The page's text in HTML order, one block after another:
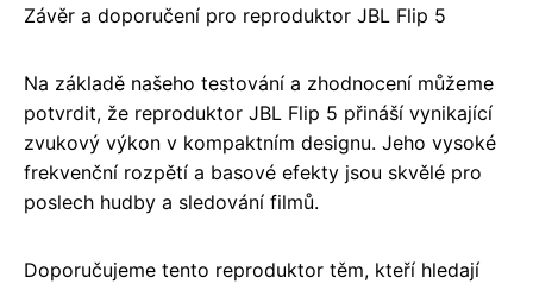
Závěr a doporučení pro reproduktor JBL Flip 5
Na základě našeho testování a zhodnocení můžeme
potvrdit, že reproduktor JBL Flip 5 přináší vynikající
zvukový výkon v kompaktním designu. Jeho vysoké
frekvenční rozpětí a basové efekty jsou skvělé pro
poslech hudby a sledování filmů.
Doporučujeme tento reproduktor těm, kteří hledají